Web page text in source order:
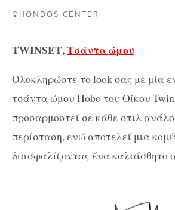
©HONDOS CENTER
TWINSET,Τσάντα ώμου
Ολοκληρώστε το look σας με μία
τσάντα ώμου Hobo του Οίκου
προσαρμοστεί σε κάθε στιλ
περίσταση, ενώ αποτελεί μια
διασφαλίζοντας ένα καλαίσθητο